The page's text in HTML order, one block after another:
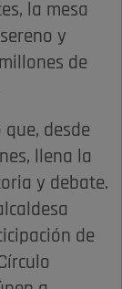
la mesa
y
de
que, desde
llena la
y debate.
de